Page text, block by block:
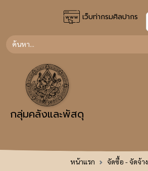
เว็บท่ากรมศิลปากร
กลุ่มคลังและพัสดุ
หน้าแรก จัดซื้อ - จัดจ้าง